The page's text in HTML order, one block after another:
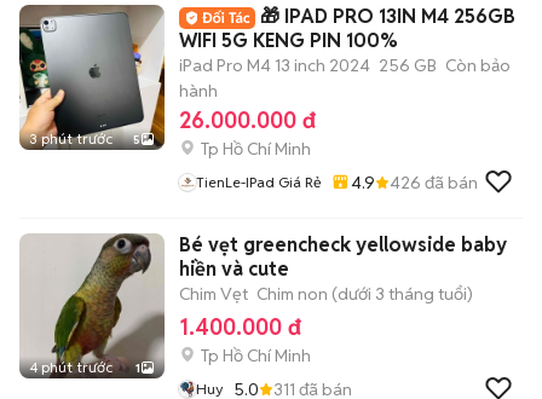
3 phút trước 5
🎁 IPAD PRO 13IN M4 256GB
WIFI 5G KENG PIN 100%
iPad Pro M4 13 inch 2024 256 GB Còn bảo
hành
26.000.000 đ
Tp Hồ Chí Minh
TienLe-IPad Giá Rẻ 4.9 426 đã bán
4 phút trước 1
Bé vẹt greencheck yellowside baby
hiền và cute
Chim Vẹt Chim non (dưới 3 tháng tuổi)
1.400.000 đ
Tp Hồ Chí Minh
Huy 5.0 311 đã bán